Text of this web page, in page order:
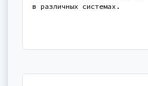
в различных системах.